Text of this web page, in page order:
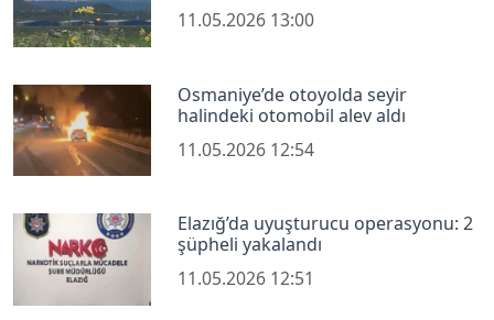
11.05.2026 13:00
Osmaniye’de otoyolda seyir
halindeki otomobil alev aldı
11.05.2026 12:54
Elazığ’da uyuşturucu operasyonu: 2
şüpheli yakalandı
11.05.2026 12:51